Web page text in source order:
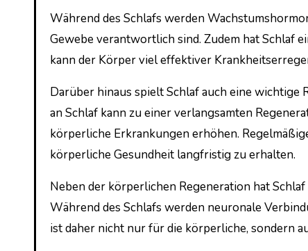
Während des Schlafs werden
Gewebe verantwortlich sind. Zudem hat Schlaf
kann der Körper viel effektiver
Darüber hinaus spielt Schlaf auch eine
an Schlaf kann zu einer verlangsamten
körperliche Erkrankungen erhöhen.
körperliche Gesundheit langfristig zu erhalten.
Neben der körperlichen Regeneration hat
Während des Schlafs werden neuronale
ist daher nicht nur für die körperliche, sondern